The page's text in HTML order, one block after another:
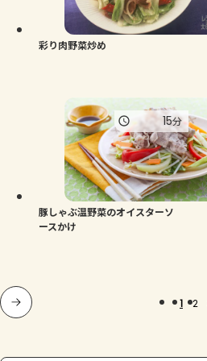
彩り肉野菜炒め
豚しゃぶ温野菜のオイスターソ
ースかけ
15分
1 2